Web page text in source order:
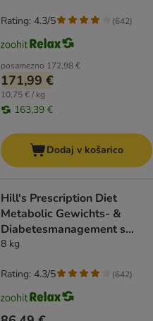
posamezno 172,98 €
171,99 €
10,75 € / kg
163,39 €
Rating: 4.3/5 (642)
Dodaj v košarico
Hill's Prescription Diet
Metabolic Gewichts- &
Diabetesmanagement s
piščancem
8 kg
Rating: 4.3/5 (642)